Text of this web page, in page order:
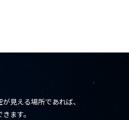
見える場所であれば、
ます。